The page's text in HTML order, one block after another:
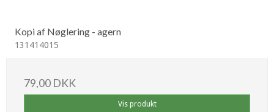
Kopi af Nøglering - agern
131414015
79,00 DKK
Vis produkt